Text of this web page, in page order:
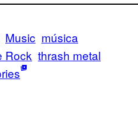
Music música
Rock thrash metal